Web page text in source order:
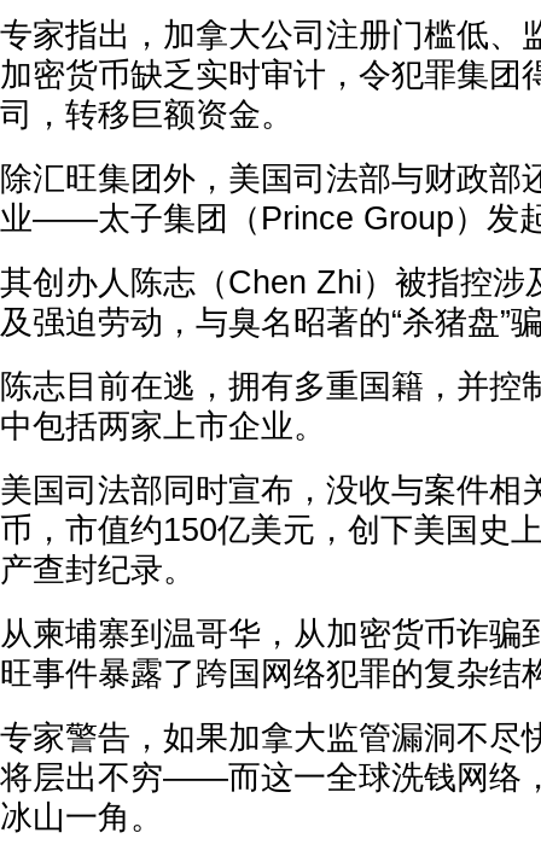
专家指出，加拿大公司注册门槛低、
加密货币缺乏实时审计，令犯罪集团
司，转移巨额资金。
除汇旺集团外，美国司法部与财政部
业——太子集团（Prince Group）发
其创办人陈志（Chen Zhi）被指控涉
及强迫劳动，与臭名昭著的“杀猪盘”
陈志目前在逃，拥有多重国籍，并控
中包括两家上市企业。
美国司法部同时宣布，没收与案件相
币，市值约150亿美元，创下美国史
产查封纪录。
从柬埔寨到温哥华，从加密货币诈骗
旺事件暴露了跨国网络犯罪的复杂结
专家警告，如果加拿大监管漏洞不尽
将层出不穷——而这一全球洗钱网络
冰山一角。